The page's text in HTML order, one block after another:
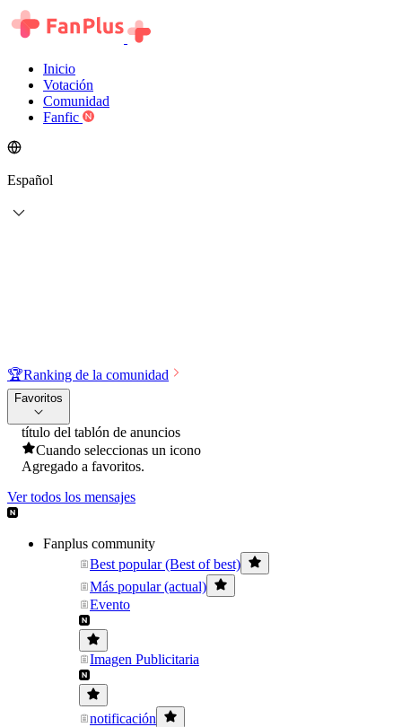
Inicio
Votación
Comunidad
Fanfic
Español
🏆Ranking de la comunidad
Favoritos
título del tablón de anuncios
Cuando seleccionas un icono
Agregado a favoritos.
Ver todos los mensajes
Fanplus community
Best popular (Best of best)
Más popular (actual)
Evento
Imagen Publicitaria
notificación